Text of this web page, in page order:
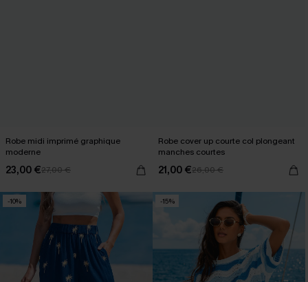
Robe midi imprimé graphique
moderne
23,00 €27,00 €
Robe cover up courte col plongeant
manches courtes
21,00 €26,00 €
-10% -15%